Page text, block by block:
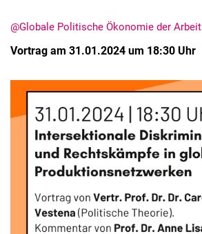
Alle Meldungen
Alle Termine
@Globale Politische Ökonomie der Arbeit
Vortrag am 31.01.2024 um 18:30 Uhr